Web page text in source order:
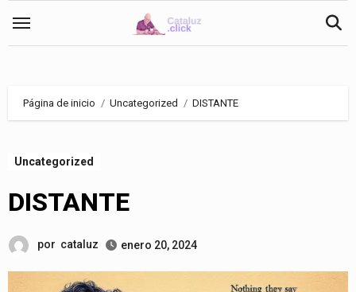
Página de inicio Uncategorized DISTANTE
Uncategorized
DISTANTE
por cataluz enero 20, 2024